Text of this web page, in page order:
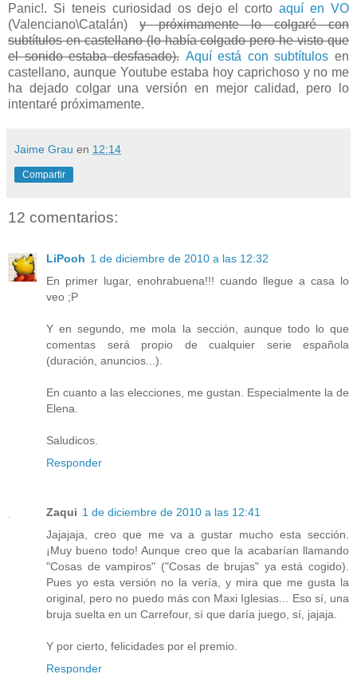
Panic!. Si teneis curiosidad os dejo el cortoaquí en VO
(Valenciano\Catalán)y próximamente lo colgaré con
subtítulos en castellano (lo había colgado pero he visto que
el sonido estaba desfasado). Aquí está con subtítulos en
castellano, aunque Youtube estaba hoy caprichoso y no me
ha dejado colgar una versión en mejor calidad, pero lo
intentaré próximamente.
Jaime Grau en 12:14
Compartir
12 comentarios:
LiPooh 1 de diciembre de 2010 a las 12:32
En primer lugar, enohrabuena!!! cuando llegue a casa lo
veo ;P
Y en segundo, me mola la sección, aunque todo lo que
comentas será propio de cualquier serie española
(duración, anuncios...).
En cuanto a las elecciones, me gustan. Especialmente la de
Elena.
Saludicos.
Responder
Zaqui 1 de diciembre de 2010 a las 12:41
Jajajaja, creo que me va a gustar mucho esta sección.
¡Muy bueno todo! Aunque creo que la acabarían llamando
"Cosas de vampiros" ("Cosas de brujas" ya está cogido).
Pues yo esta versión no la vería, y mira que me gusta la
original, pero no puedo más con Maxi Iglesias... Eso sí, una
bruja suelta en un Carrefour, sí que daría juego, sí, jajaja.
Y por cierto, felicidades por el premio.
Responder